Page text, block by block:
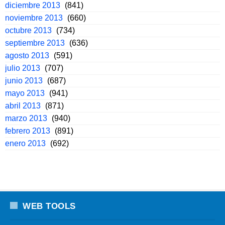
diciembre 2013 (841)
noviembre 2013 (660)
octubre 2013 (734)
septiembre 2013 (636)
agosto 2013 (591)
julio 2013 (707)
junio 2013 (687)
mayo 2013 (941)
abril 2013 (871)
marzo 2013 (940)
febrero 2013 (891)
enero 2013 (692)
WEB TOOLS